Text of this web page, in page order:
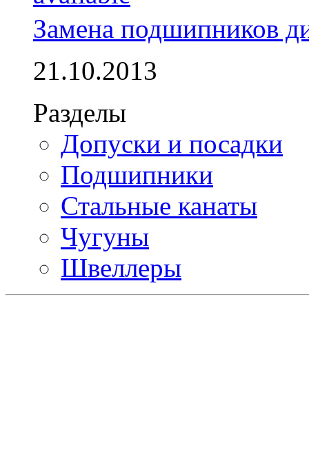
Замена подшипников
21.10.2013
Разделы
Допуски и посадки
Подшипники
Стальные канаты
Чугуны
Швеллеры